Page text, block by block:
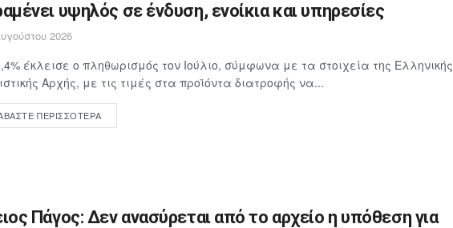
υψηλός σε ένδυση, ενοίκια και υπηρεσίες
2026
έκλεισε ο πληθωρισμός τον Ιούλιο, σύμφωνα με τα στοιχεία της Ελληνικής
Αρχής, με τις τιμές στα προϊόντα διατροφής να...
ΠΕΡΙΣΣΌΤΕΡΑ
Πάγος: Δεν ανασύρεται από το αρχείο η υπόθεση για